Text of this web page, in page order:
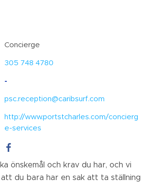
Concierge
305 748 4780
-
psc.reception@caribsurf.com
http://www.portstcharles.com/concierg
e-services
önskemål och krav du har, och vi
du bara har en sak att ta ställning